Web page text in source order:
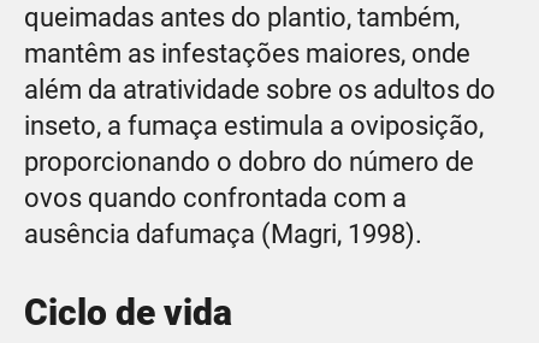
queimadas antes do plantio, também,
mantêm as infestações maiores, onde
além da atratividade sobre os adultos do
inseto, a fumaça estimula a oviposição,
proporcionando o dobro do número de
ovos quando confrontada com a
ausência dafumaça (Magri, 1998).
Ciclo de vida